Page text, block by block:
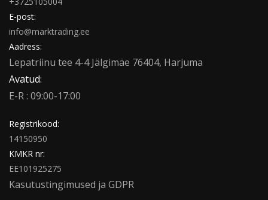
E-post:
info@marktrading.ee
Aadress:
Lepatriinu tee 4-4 Jälgimäe 76404, Harjuma
Avatud:
E-R : 09:00-17:00
Registrikood:
14150950
KMKR nr:
EE101925275
Kasutustingimused ja GDPR